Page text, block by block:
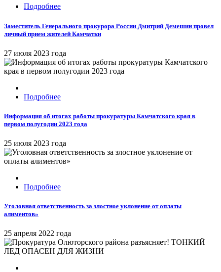
Подробнее
Заместитель Генерального прокурора России Дмитрий Демешин провел
личный прием жителей Камчатки
27 июля 2023 года
Подробнее
Информация об итогах работы прокуратуры Камчатского края в
первом полугодии 2023 года
25 июля 2023 года
Подробнее
Уголовная ответственность за злостное уклонение от оплаты
алиментов»
25 апреля 2022 года